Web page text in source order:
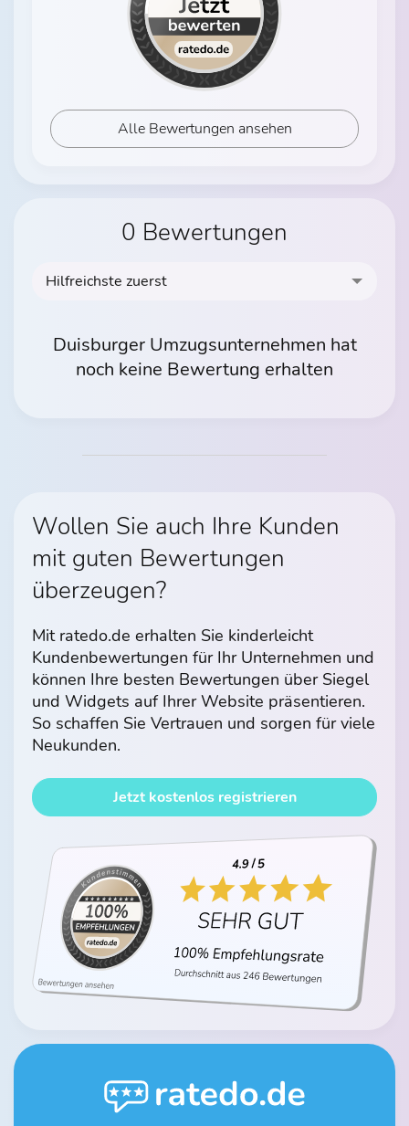
Alle Bewertungen ansehen
0 Bewertungen
Hilfreichste zuerst
Duisburger Umzugsunternehmen hat
noch keine Bewertung erhalten
Wollen Sie auch Ihre Kunden
mit guten Bewertungen
überzeugen?
Mit ratedo.de erhalten Sie kinderleicht
Kundenbewertungen für Ihr Unternehmen und
können Ihre besten Bewertungen über Siegel
und Widgets auf Ihrer Website präsentieren.
So schaffen Sie Vertrauen und sorgen für viele
Neukunden.
Jetzt kostenlos registrieren